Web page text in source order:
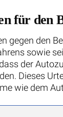
für den
gegen den
sowie
der
Dieses
wie dem